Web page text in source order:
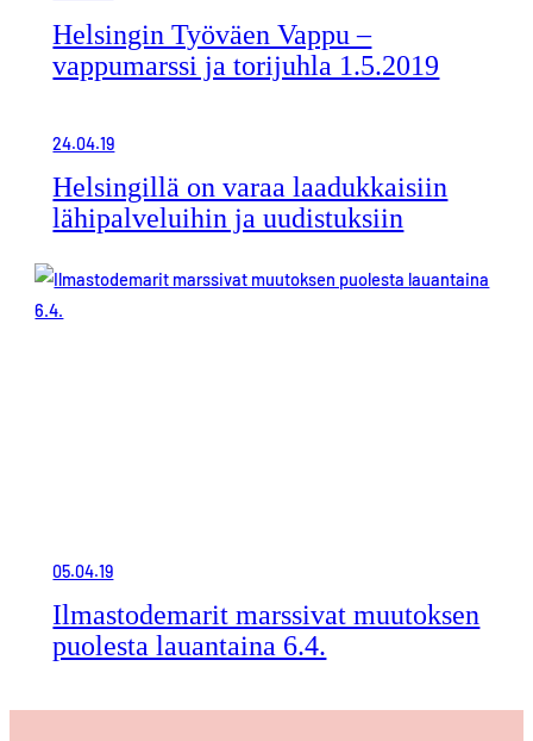
Helsingin Työväen Vappu –
vappumarssi ja torijuhla 1.5.2019
24.04.19
Helsingillä on varaa laadukkaisiin
lähipalveluihin ja uudistuksiin
05.04.19
Ilmastodemarit marssivat muutoksen
puolesta lauantaina 6.4.